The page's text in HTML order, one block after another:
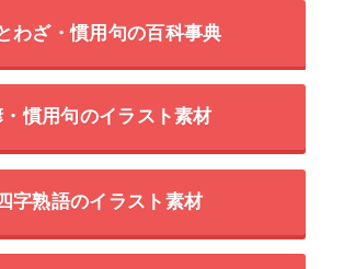
わざ・慣用句の百科事典
・慣用句のイラスト素材
四字熟語のイラスト素材